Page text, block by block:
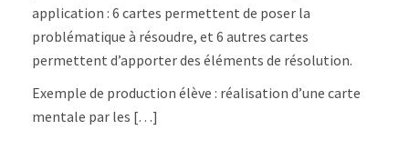
application : 6 cartes permettent de poser la
problématique à résoudre, et 6 autres cartes
permettent d’apporter des éléments de résolution.
Exemple de production élève : réalisation d’une carte
mentale par les […]